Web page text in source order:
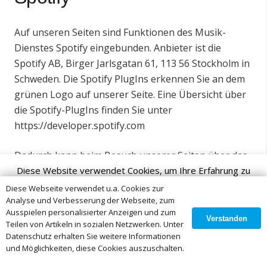
Auf unseren Seiten sind Funktionen des Musik-
Dienstes Spotify eingebunden. Anbieter ist die
Spotify AB, Birger Jarlsgatan 61, 113 56 Stockholm in
Schweden. Die Spotify PlugIns erkennen Sie an dem
grünen Logo auf unserer Seite. Eine Übersicht über
die Spotify-PlugIns finden Sie unter
https://developer.spotify.com
Dadurch kann beim Besuch unserer Seiten über das
Plugin eine direkte Verbindung zwischen Ihrem
Browser und dem Spotify-Server hergestellt werden.
Spotify erhält dadurch die Information, dass Sie mit
Ihrer IP-Adresse unsere Seite besucht haben. Wenn
Sie den Spotify Button anklicken während Sie in
Ihrem Spotify-Account eingeloggt sind, können Sie
Diese Website verwendet Cookies, um Ihre Erfahrung zu
verbessern. Wir gehen davon aus, dass Sie damit
einverstanden sind, aber Sie können sich abmelden, wenn Sie
dies wünschen.
Cookie Einstellungen
Okay
Diese Webseite verwendet u.a. Cookies zur
Analyse und Verbesserung der Webseite, zum
Ausspielen personalisierter Anzeigen und zum
Teilen von Artikeln in sozialen Netzwerken. Unter
Datenschutz erhalten Sie weitere Informationen
und Möglichkeiten, diese Cookies auszuschalten.
Verstanden